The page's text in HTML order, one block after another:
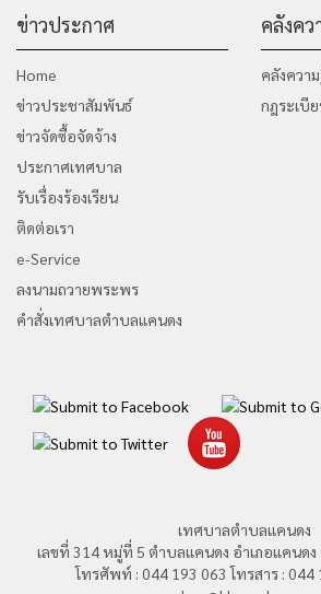
ข่าวประกาศ
Home
ข่าวประชาสัมพันธ์
ข่าวจัดซื้อจัดจ้าง
ประกาศเทศบาล
รับเรื่องร้องเรียน
ติดต่อเรา
e-Service
ลงนามถวายพระพร
คำสั่งเทศบาลตำบลแคนดง
คลังคว
คลังควา
กฎระเบี
เทศบาลตำบลแคนดง
เลขที่ 314 หมู่ที่ 5 ตำบลแคนดง อำเภอแคนด
โทรศัพท์ : 044 193 063 โทรสาร : 044